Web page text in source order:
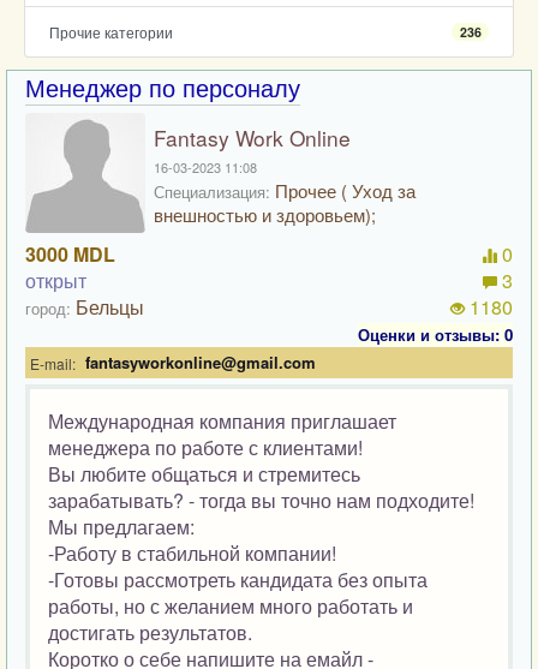
Прочие категории 236
Менеджер по персоналу
Fantasy Work Online
16-03-2023 11:08
Специализация: Прочее ( Уход за
внешностью и здоровьем);
3000 MDL
открыт
город: Бельцы
0
3
1180
Оценки и отзывы: 0
E-mail: fantasyworkonline@gmail.com
Международная компания приглашает
менеджера по работе с клиентами!
Вы любите общаться и стремитесь
зарабатывать? - тогда вы точно нам подходите!
Мы предлагаем:
-Работу в стабильной компании!
-Готовы рассмотреть кандидата без опыта
работы, но с желанием много работать и
достигать результатов.
Коротко о себе напишите на емайл -